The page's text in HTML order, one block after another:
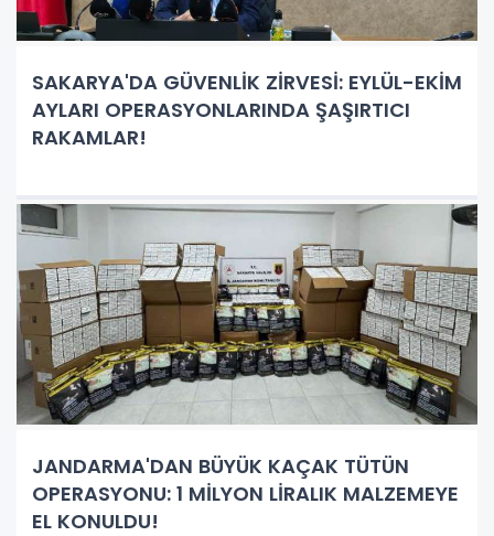
SAKARYA'DA GÜVENLİK ZİRVESİ: EYLÜL-EKİM
AYLARI OPERASYONLARINDA ŞAŞIRTICI
RAKAMLAR!
JANDARMA'DAN BÜYÜK KAÇAK TÜTÜN
OPERASYONU: 1 MİLYON LİRALIK MALZEMEYE
EL KONULDU!